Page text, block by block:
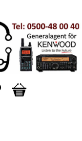
Favoriter
Kundvagn